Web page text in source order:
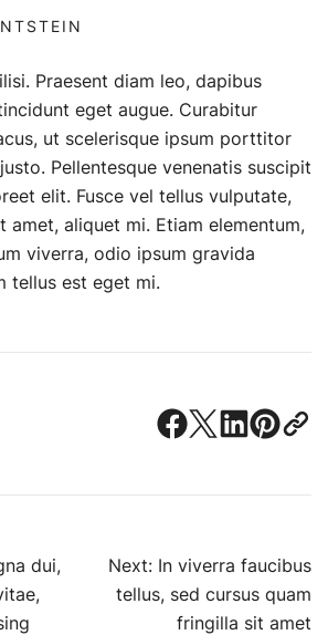
Praesent diam leo, dapibus
eget augue. Curabitur
ut scelerisque ipsum porttitor
Pellentesque venenatis suscipit
elit. Fusce vel tellus vulputate,
amet, aliquet mi. Etiam elementum,
viverra, odio ipsum gravida
tellus est eget mi.
dui,
Next: In viverra faucibus
tellus, sed cursus quam
fringilla sit amet